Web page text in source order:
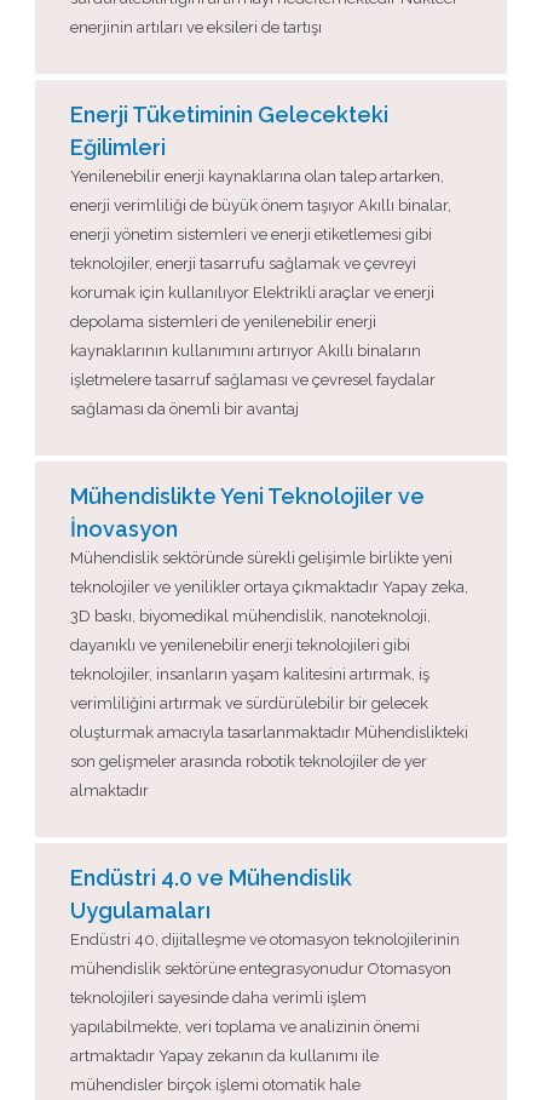
enerjinin artıları ve eksileri de tartışı
Enerji Tüketiminin Gelecekteki
Eğilimleri
Yenilenebilir enerji kaynaklarına olan talep artarken,
enerji verimliliği de büyük önem taşıyor Akıllı binalar,
enerji yönetim sistemleri ve enerji etiketlemesi gibi
teknolojiler, enerji tasarrufu sağlamak ve çevreyi
korumak için kullanılıyor Elektrikli araçlar ve enerji
depolama sistemleri de yenilenebilir enerji
kaynaklarının kullanımını artırıyor Akıllı binaların
işletmelere tasarruf sağlaması ve çevresel faydalar
sağlaması da önemli bir avantaj
Mühendislikte Yeni Teknolojiler ve
İnovasyon
Mühendislik sektöründe sürekli gelişimle birlikte yeni
teknolojiler ve yenilikler ortaya çıkmaktadır Yapay zeka,
3D baskı, biyomedikal mühendislik, nanoteknoloji,
dayanıklı ve yenilenebilir enerji teknolojileri gibi
teknolojiler, insanların yaşam kalitesini artırmak, iş
verimliliğini artırmak ve sürdürülebilir bir gelecek
oluşturmak amacıyla tasarlanmaktadır Mühendislikteki
son gelişmeler arasında robotik teknolojiler de yer
almaktadır
Endüstri 4.0 ve Mühendislik
Uygulamaları
Endüstri 40, dijitalleşme ve otomasyon teknolojilerinin
mühendislik sektörüne entegrasyonudur Otomasyon
teknolojileri sayesinde daha verimli işlem
yapılabilmekte, veri toplama ve analizinin önemi
artmaktadır Yapay zekanın da kullanımı ile
mühendisler birçok işlemi otomatik hale